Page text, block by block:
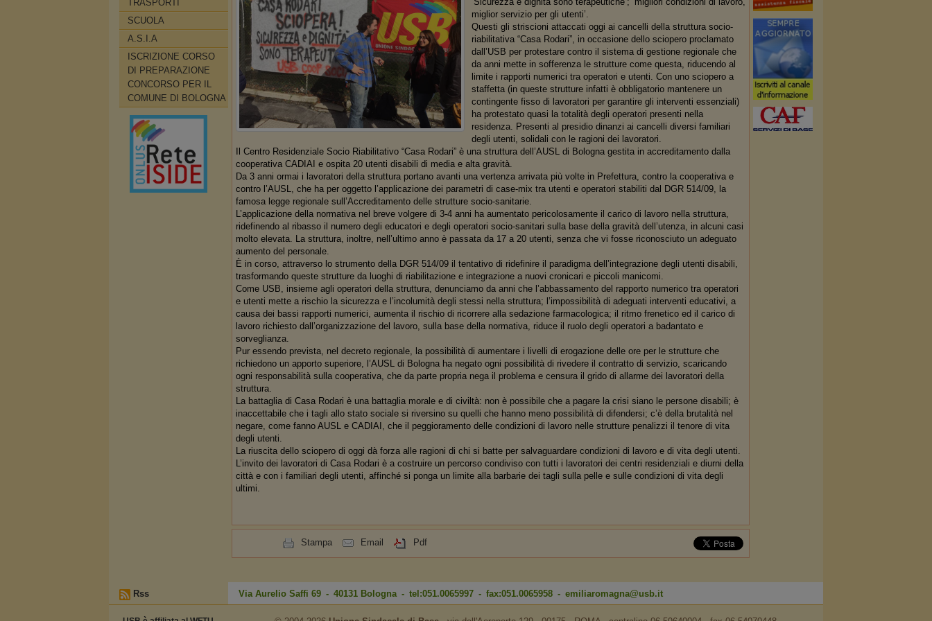
TRASPORTI
SCUOLA
A.S.I.A
ISCRIZIONE CORSO
DI PREPARAZIONE
CONCORSO PER IL
COMUNE DI BOLOGNA
miglior servizio per gli utenti’.
Questi gli striscioni attaccati oggi ai cancelli della struttura socio-
riabilitativa “Casa Rodari”, in occasione dello sciopero proclamato
dall’USB per protestare contro il sistema di gestione regionale che
da anni mette in sofferenza le strutture come questa, riducendo al
limite i rapporti numerici tra operatori e utenti. Con uno sciopero a
staffetta (in queste strutture infatti è obbligatorio mantenere un
contingente fisso di lavoratori per garantire gli interventi essenziali)
ha protestato quasi la totalità degli operatori presenti nella
residenza. Presenti al presidio dinanzi ai cancelli diversi familiari
degli utenti, solidali con le ragioni dei lavoratori.
Il Centro Residenziale Socio Riabilitativo “Casa Rodari” è una struttura dell’AUSL di Bologna gestita in accreditamento dalla
cooperativa CADIAI e ospita 20 utenti disabili di media e alta gravità.
Da 3 anni ormai i lavoratori della struttura portano avanti una vertenza arrivata più volte in Prefettura, contro la cooperativa e
contro l’AUSL, che ha per oggetto l’applicazione dei parametri di case-mix tra utenti e operatori stabiliti dal DGR 514/09, la
famosa legge regionale sull’Accreditamento delle strutture socio-sanitarie.
L’applicazione della normativa nel breve volgere di 3-4 anni ha aumentato pericolosamente il carico di lavoro nella struttura,
ridefinendo al ribasso il numero degli educatori e degli operatori socio-sanitari sulla base della gravità dell’utenza, in alcuni casi
molto elevata. La struttura, inoltre, nell’ultimo anno è passata da 17 a 20 utenti, senza che vi fosse riconosciuto un adeguato
aumento del personale.
È in corso, attraverso lo strumento della DGR 514/09 il tentativo di ridefinire il paradigma dell’integrazione degli utenti disabili,
trasformando queste strutture da luoghi di riabilitazione e integrazione a nuovi cronicari e piccoli manicomi.
Come USB, insieme agli operatori della struttura, denunciamo da anni che l’abbassamento del rapporto numerico tra operatori
e utenti mette a rischio la sicurezza e l’incolumità degli stessi nella struttura; l’impossibilità di adeguati interventi educativi, a
causa dei bassi rapporti numerici, aumenta il rischio di ricorrere alla sedazione farmacologica; il ritmo frenetico ed il carico di
lavoro richiesto dall’organizzazione del lavoro, sulla base della normativa, riduce il ruolo degli operatori a badantato e
sorveglianza.
Pur essendo prevista, nel decreto regionale, la possibilità di aumentare i livelli di erogazione delle ore per le strutture che
richiedono un apporto superiore, l’AUSL di Bologna ha negato ogni possibilità di rivedere il contratto di servizio, scaricando
ogni responsabilità sulla cooperativa, che da parte propria nega il problema e censura il grido di allarme dei lavoratori della
struttura.
La battaglia di Casa Rodari è una battaglia morale e di civiltà: non è possibile che a pagare la crisi siano le persone disabili; è
inaccettabile che i tagli allo stato sociale si riversino su quelli che hanno meno possibilità di difendersi; c’è della brutalità nel
negare, come fanno AUSL e CADIAI, che il peggioramento delle condizioni di lavoro nelle strutture penalizzi il tenore di vita
degli utenti.
La riuscita dello sciopero di oggi dà forza alle ragioni di chi si batte per salvaguardare condizioni di lavoro e di vita degli utenti.
L’invito dei lavoratori di Casa Rodari è a costruire un percorso condiviso con tutti i lavoratori dei centri residenziali e diurni della
città e con i familiari degli utenti, affinché si ponga un limite alla barbarie dei tagli sulla pelle e sulle condizioni di vita degli
ultimi.
Stampa Email Pdf
Rss Via Aurelio Saffi 69 - 40131 Bologna - tel:051.0065997 - fax:051.0065958 - emiliaromagna@usb.it